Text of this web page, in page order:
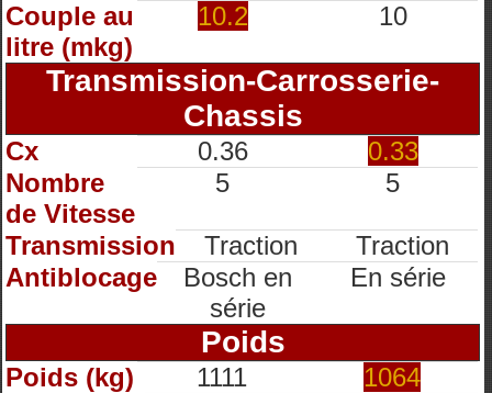
Couple au
litre (mkg)
10.2 10
Transmission-Carrosserie-
Chassis
Cx 0.36
0.33
Nombre
de Vitesse
5 5
Transmission Traction
Traction
Antiblocage
Bosch en
série
En série
Poids
Poids (kg) 1111
1064